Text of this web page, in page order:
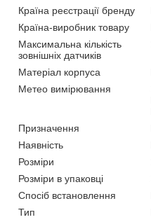
Країна реєстрації бренду
Країна-виробник товару
Максимальна кількість
зовнішніх датчиків
Матеріал корпуса
Метео вимірювання
Призначення
Наявність
Розміри
Розміри в упаковці
Спосіб встановлення
Тип